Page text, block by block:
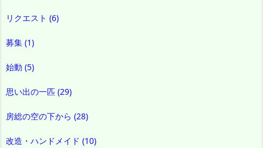
リクエスト (6)
募集 (1)
始動 (5)
思い出の一匹 (29)
房総の空の下から (28)
改造・ハンドメイド (10)